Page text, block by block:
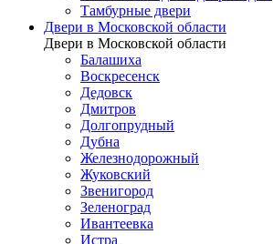
Тамбурные двери
Двери в Московской области
Двери в Московской области
Балашиха
Воскресенск
Дедовск
Дмитров
Долгопрудный
Дубна
Железнодорожный
Жуковский
Звенигород
Зеленоград
Ивантеевка
Истра